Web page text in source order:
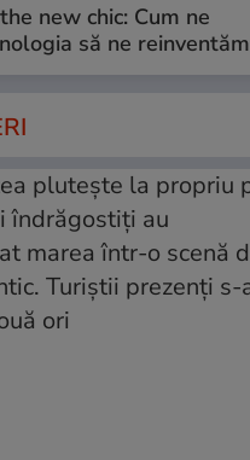
new chic: Cum ne
să ne reinventăm